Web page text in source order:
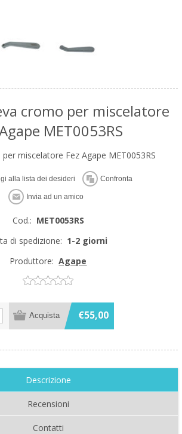
cromo per miscelatore
MET0053RS
miscelatore Fez Agape MET0053RS
Cod.: MET0053RS
di spedizione: 1-2 giorni
Produttore: Agape
€55,00
Descrizione
Recensioni
Contatti